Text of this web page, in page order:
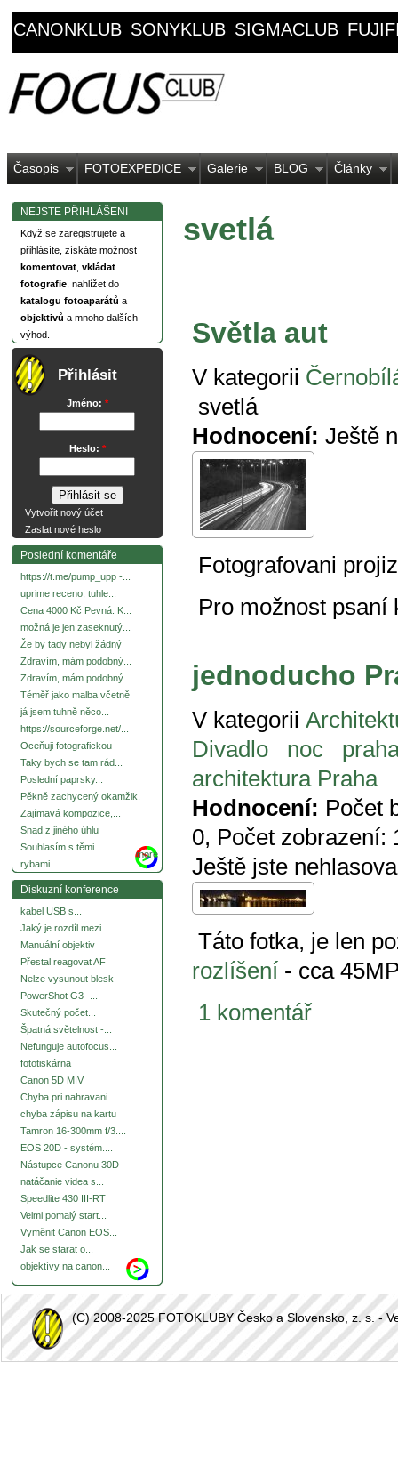
CANONKLUB SONYKLUB SIGMACLUB
Časopis FOTOEXPEDICE Galerie BLOG Články
NEJSTE PŘIHLÁŠENI
Když se zaregistrujete a
přihlásíte, získáte možnost
komentovat vkládat
fotografie , nahlížet do
katalogu fotoaparátů a
objektivů a mnoho dalších
výhod.
Přihlásit
Jméno: *
Heslo: *
Vytvořit nový účet
Zaslat nové heslo
Poslední komentáře
https://t.me/pump_upp -...
uprime receno, tuhle...
Cena 4000 Kč Pevná. K...
možná je jen zaseknutý...
Že by tady nebyl žádný
Zdravím, mám podobný...
Zdravím, mám podobný...
Téměř jako malba včetně
já jsem tuhně něco...
https://sourceforge.net/...
Oceňuji fotografickou
Taky bych se tam rád...
Poslední paprsky...
Pěkně zachycený okamžik.
Zajímavá kompozice,...
Snad z jiného úhlu
Souhlasím s těmi
rybami...
more
Diskuzní konference
kabel USB s...
Jaký je rozdíl mezi...
Manuální objektiv
Přestal reagovat AF
Nelze vysunout blesk
PowerShot G3 -...
Skutečný počet...
Špatná světelnost -...
Nefunguje autofocus...
fototiskárna
Canon 5D MIV
Chyba pri nahravani...
chyba zápisu na kartu
Tamron 16-300mm f/3....
EOS 20D - systém....
Nástupce Canonu 30D
natáčanie videa s...
Speedlite 430 III-RT
Velmi pomalý start...
Vyměnit Canon EOS...
Jak se starat o...
objektívy na canon...
svetlá
Světla aut
V kategorii
svetlá
Hodnocení: Ještě
Fotografovani
Pro možnost
jednoducho
V kategorii
Divadlo
noc
architektura Praha
Hodnocení: Počet
0, Počet zobrazení:
Ještě jste
Táto fotka, je len
rozlíšení - cca
1 komentář
(C) 2008-2025 FOTOKLUBY Česko a Slovensko, z. s. -